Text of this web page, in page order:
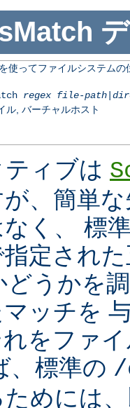
使ってファイルシステム
regex file-path|
ル, バーチャルホスト
ィブは
、簡単
く、 標
定され
どうかを
ッチを
をファ
、標準の /
めには